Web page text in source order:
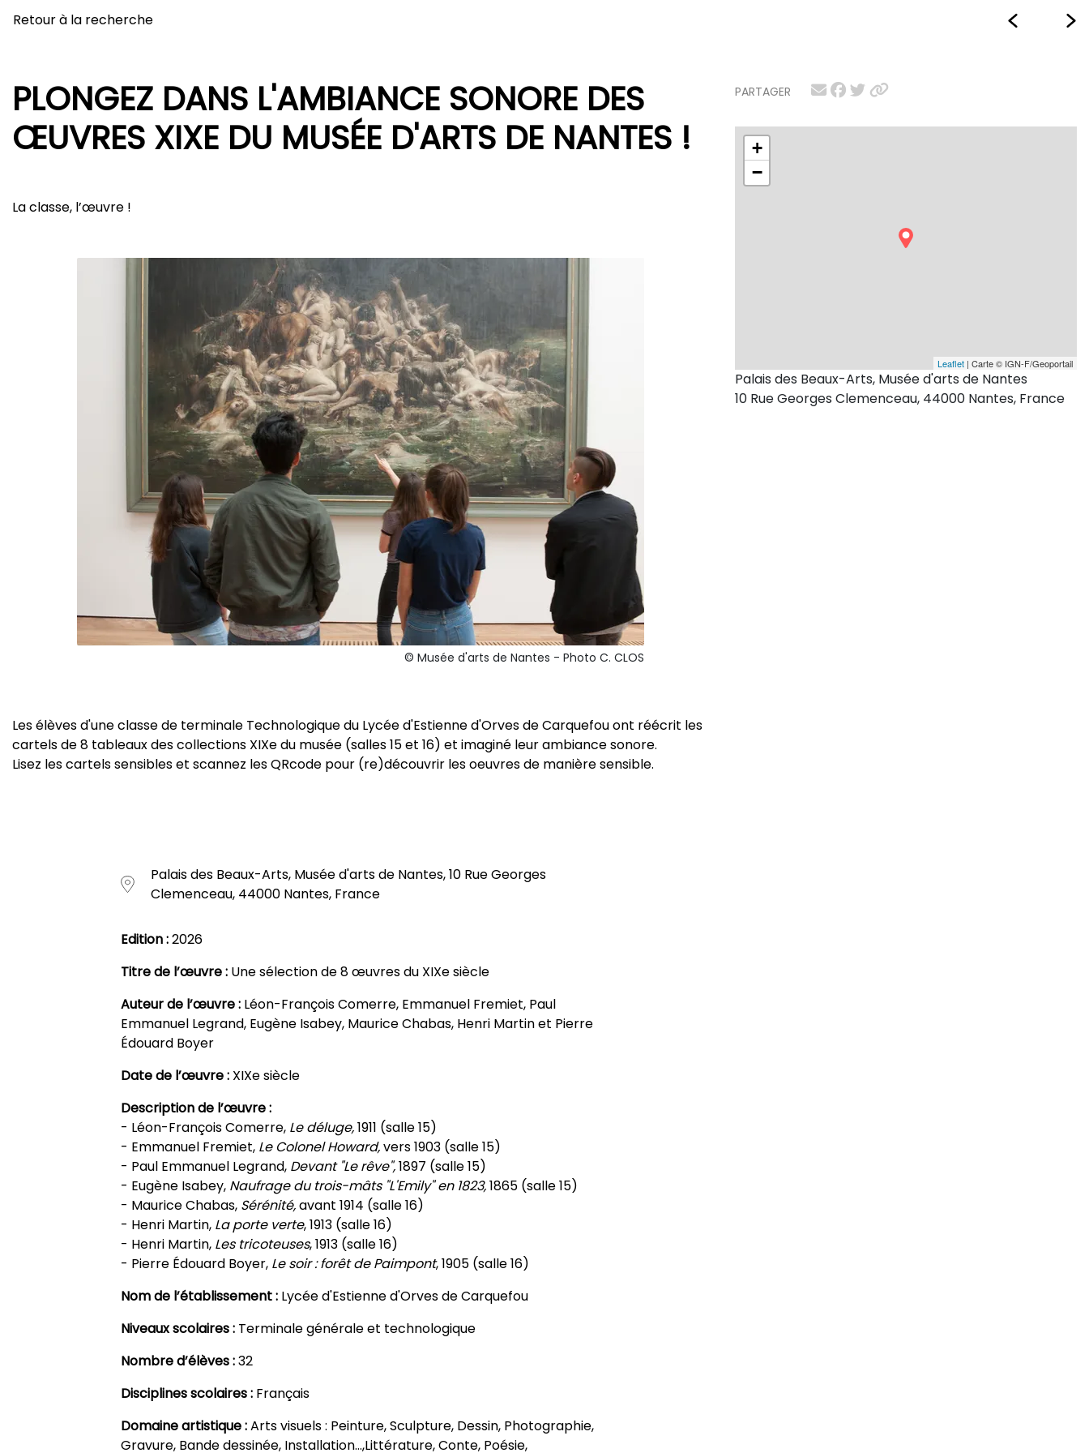
Retour à la recherche
PARTAGER
+
−
Leaflet | Carte © IGN-F/Geoportail
Palais des Beaux-Arts, Musée d'arts de Nantes
10 Rue Georges Clemenceau, 44000 Nantes, France
PLONGEZ DANS L'AMBIANCE SONORE DES
ŒUVRES XIXE DU MUSÉE D'ARTS DE NANTES !
La classe, l’œuvre !
© Musée d'arts de Nantes - Photo C. CLOS
Les élèves d'une classe de terminale Technologique du Lycée d'Estienne d'Orves de Carquefou ont réécrit les
cartels de 8 tableaux des collections XIXe du musée (salles 15 et 16) et imaginé leur ambiance sonore.
Lisez les cartels sensibles et scannez les QRcode pour (re)découvrir les oeuvres de manière sensible.
Palais des Beaux-Arts, Musée d'arts de Nantes, 10 Rue Georges
Clemenceau, 44000 Nantes, France
Edition :2026
Titre de l’œuvre : Une sélection de 8 œuvres du XIXe siècle
Auteur de l’œuvre : Léon-François Comerre, Emmanuel Fremiet, Paul
Emmanuel Legrand, Eugène Isabey, Maurice Chabas, Henri Martin et Pierre
Édouard Boyer
Date de l’œuvre : XIXe siècle
Description de l’œuvre :
- Léon-François Comerre, Le déluge,1911 (salle 15)
- Emmanuel Fremiet, Le Colonel Howard,vers 1903 (salle 15)
- Paul Emmanuel Legrand, Devant "Le rêve",1897 (salle 15)
- Eugène Isabey, Naufrage du trois-mâts "L'Emily" en 1823,1865 (salle 15)
- Maurice Chabas, Sérénité,avant 1914 (salle 16)
- Henri Martin, La porte verte, 1913 (salle 16)
- Henri Martin, Les tricoteuses, 1913 (salle 16)
- Pierre Édouard Boyer, Le soir : forêt de Paimpont, 1905 (salle 16)
Nom de l’établissement : Lycée d'Estienne d'Orves de Carquefou
Niveaux scolaires : Terminale générale et technologique
Nombre d’élèves :32
Disciplines scolaires : Français
Domaine artistique :Arts visuels : Peinture, Sculpture, Dessin, Photographie,
Gravure, Bande dessinée, Installation…,Littérature, Conte, Poésie,